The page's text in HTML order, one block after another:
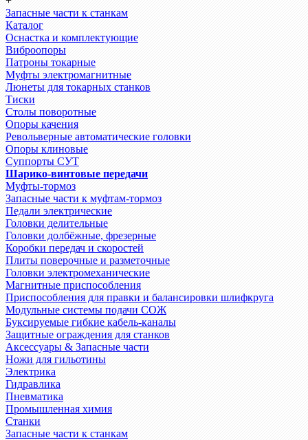
Запасные части к станкам
Каталог
Оснастка и комплектующие
Виброопоры
Патроны токарные
Муфты электромагнитные
Люнеты для токарных станков
Тиски
Столы поворотные
Опоры качения
Револьверные автоматические головки
Опоры клиновые
Суппорты СУТ
Шарико-винтовые передачи
Муфты-тормоз
Запасные части к муфтам-тормоз
Педали электрические
Головки делительные
Головки долбёжные, фрезерные
Коробки передач и скоростей
Плиты поверочные и разметочные
Головки электромеханические
Магнитные приспособления
Приспособления для правки и балансировки шлифкруга
Модульные системы подачи СОЖ
Буксируемые гибкие кабель-каналы
Защитные ограждения для станков
Аксессуары & Запасные части
Ножи для гильотины
Электрика
Гидравлика
Пневматика
Промышленная химия
Станки
Запасные части к станкам